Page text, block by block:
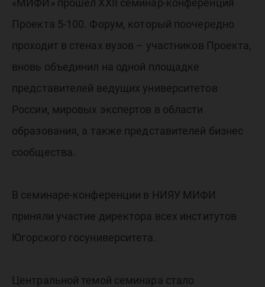
«МИФИ» прошел XXII семинар-конференция
Проекта 5-100. Форум, который поочередно
проходит в стенах вузов – участников Проекта,
вновь объединил на одной площадке
представителей ведущих университетов
России, мировых экспертов в области
образования, а также представителей бизнес
сообщества.
В семинаре-конференции в НИЯУ МИФИ
приняли участие директора всех институтов
Югорского госуниверситета.
Центральной темой семинара стало